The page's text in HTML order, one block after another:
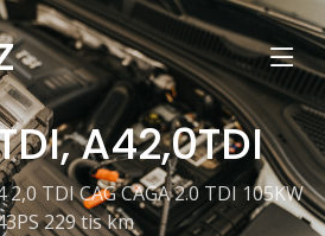
A42,0TDI
TDI CAG CAGA 2.0 TDI 105KW
229 tis km